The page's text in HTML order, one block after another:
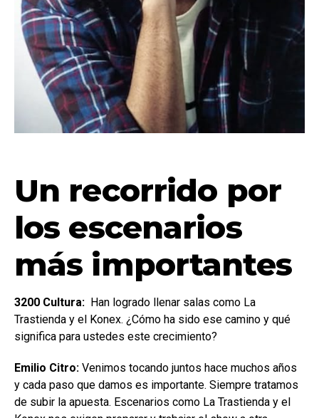
Un recorrido por
los escenarios
más importantes
3200 Cultura: Han logrado llenar salas como La
Trastienda y el Konex. ¿Cómo ha sido ese camino y qué
significa para ustedes este crecimiento?
Emilio Citro: Venimos tocando juntos hace muchos años
y cada paso que damos es importante. Siempre tratamos
de subir la apuesta. Escenarios como La Trastienda y el